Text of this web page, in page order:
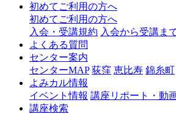
初めてご利用の方へ
初めてご利用の方へ
入会・受講規約 入会から受講ま
よくある質問
センター案内
センターMAP 荻窪 恵比寿 錦糸町
よみカル情報
イベント情報 講座リポート・動
講座検索